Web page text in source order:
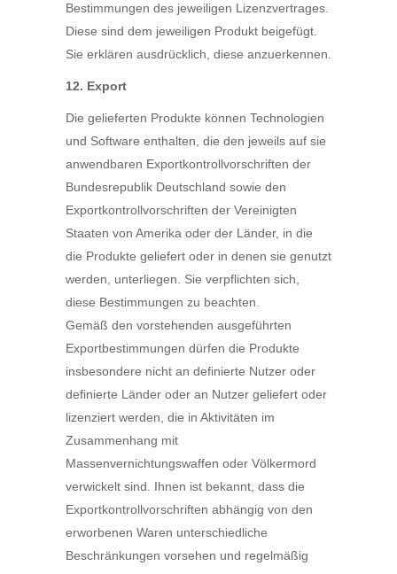
Bestimmungen des jeweiligen Lizenzvertrages.
Diese sind dem jeweiligen Produkt beigefügt.
Sie erklären ausdrücklich, diese anzuerkennen.
12. Export
Die gelieferten Produkte können Technologien
und Software enthalten, die den jeweils auf sie
anwendbaren Exportkontrollvorschriften der
Bundesrepublik Deutschland sowie den
Exportkontrollvorschriften der Vereinigten
Staaten von Amerika oder der Länder, in die
die Produkte geliefert oder in denen sie genutzt
werden, unterliegen. Sie verpflichten sich,
diese Bestimmungen zu beachten.
Gemäß den vorstehenden ausgeführten
Exportbestimmungen dürfen die Produkte
insbesondere nicht an definierte Nutzer oder
definierte Länder oder an Nutzer geliefert oder
lizenziert werden, die in Aktivitäten im
Zusammenhang mit
Massenvernichtungswaffen oder Völkermord
verwickelt sind. Ihnen ist bekannt, dass die
Exportkontrollvorschriften abhängig von den
erworbenen Waren unterschiedliche
Beschränkungen vorsehen und regelmäßig